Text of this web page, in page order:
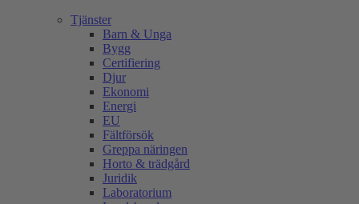
Tjänster
Barn & Unga
Bygg
Certifiering
Djur
Ekonomi
Energi
EU
Fältförsök
Greppa näringen
Horto & trädgård
Juridik
Laboratorium